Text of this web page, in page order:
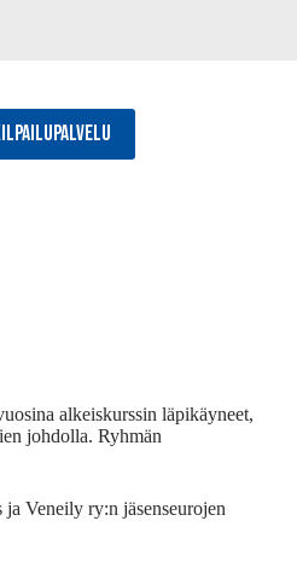
alkeiskurssin läpikäyneet,
johdolla. Ryhmän
Veneily ry:n jäsenseurojen